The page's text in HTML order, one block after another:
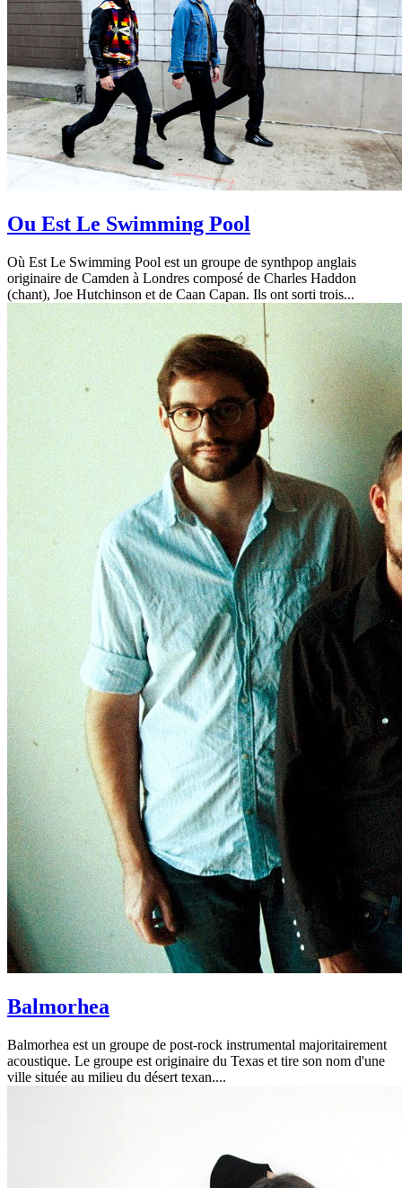
Ou Est Le Swimming Pool
Où Est Le Swimming Pool est un groupe de synthpop anglais
originaire de Camden à Londres composé de Charles Haddon
(chant), Joe Hutchinson et de Caan Capan. Ils ont sorti trois...
Balmorhea
Balmorhea est un groupe de post-rock instrumental majoritairement
acoustique. Le groupe est originaire du Texas et tire son nom d'une
ville située au milieu du désert texan....